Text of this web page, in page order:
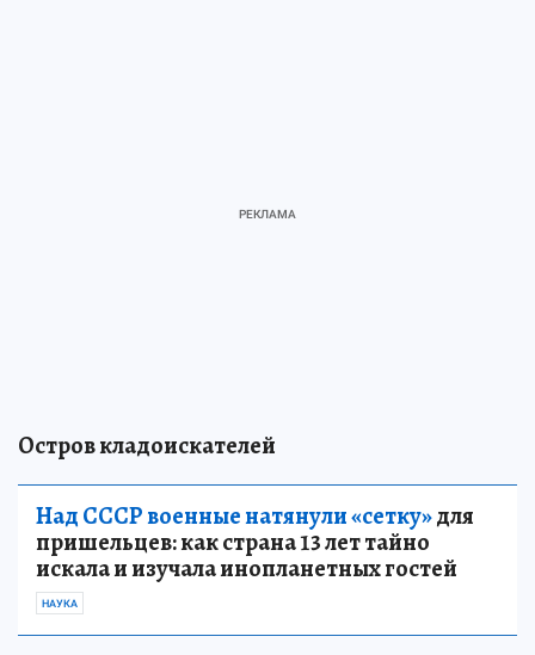
Остров кладоискателей
Над СССР военные натянули «сетку»для
пришельцев: как страна 13 лет тайно
искала и изучала инопланетных гостей
НАУКА